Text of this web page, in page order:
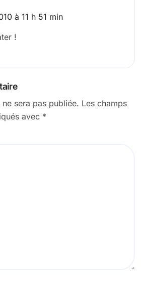
à 11 h 51 min
!
sera pas publiée. Les champs
avec *